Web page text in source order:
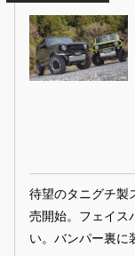
待望のタニグチ製
売開始。フェイス
い。バンパー裏に